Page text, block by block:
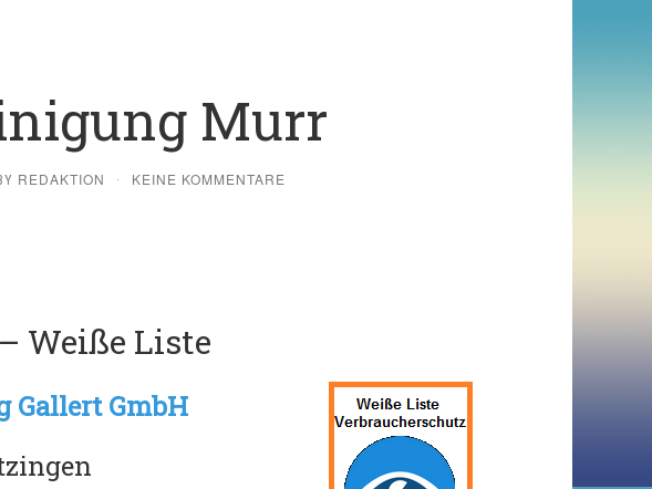
Murr
REDAKTION · KEINE KOMMENTARE
Weiße Liste
Gallert GmbH